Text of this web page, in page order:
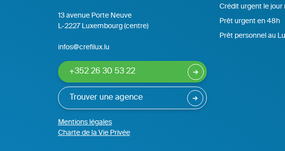
13 avenue Porte Neuve
L-2227 Luxembourg (centre)
infos@crefilux.lu
+352 26 30 53 22
Trouver une agence
Mentions légales
Charte de la Vie Privée
Crédit urgent le
Prêt urgent en 48h
Prêt personnel au